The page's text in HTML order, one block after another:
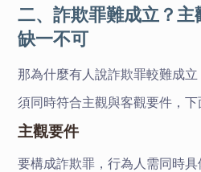
二、詐欺罪難成立？
缺一不可
那為什麼有人說詐欺罪較難成
須同時符合主觀與客觀要件，下
主觀要件
要構成詐欺罪，行為人需同時具